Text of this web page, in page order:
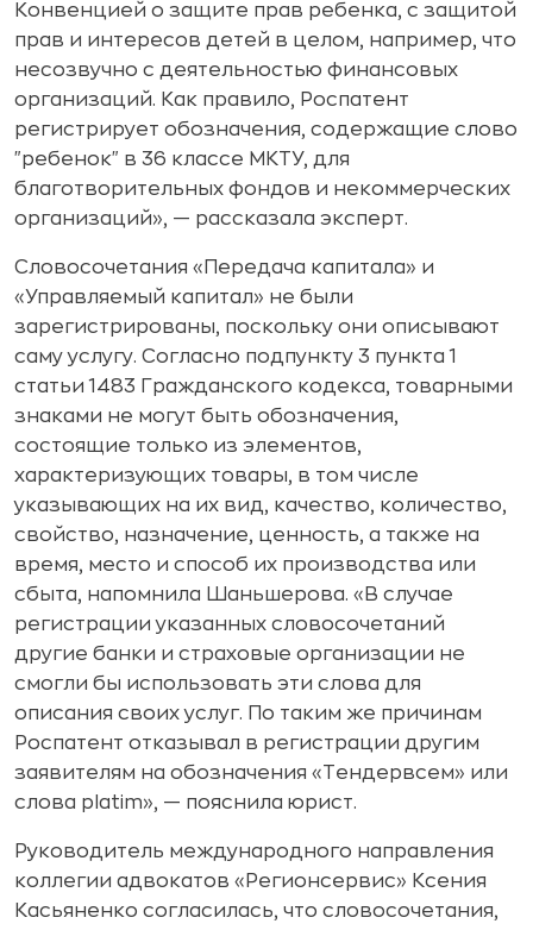
Конвенцией о защите прав ребенка, с защитой
прав и интересов детей в целом, например, что
несозвучно с деятельностью финансовых
организаций. Как правило, Роспатент
регистрирует обозначения, содержащие слово
"ребенок" в 36 классе МКТУ, для
благотворительных фондов и некоммерческих
организаций», — рассказала эксперт.
Словосочетания «Передача капитала» и
«Управляемый капитал» не были
зарегистрированы, поскольку они описывают
саму услугу. Согласно подпункту 3 пункта 1
статьи 1483 Гражданского кодекса, товарными
знаками не могут быть обозначения,
состоящие только из элементов,
характеризующих товары, в том числе
указывающих на их вид, качество, количество,
свойство, назначение, ценность, а также на
время, место и способ их производства или
сбыта, напомнила Шаньшерова. «В случае
регистрации указанных словосочетаний
другие банки и страховые организации не
смогли бы использовать эти слова для
описания своих услуг. По таким же причинам
Роспатент отказывал в регистрации другим
заявителям на обозначения «Тендервсем» или
слова platim», — пояснила юрист.
Руководитель международного направления
коллегии адвокатов «Регионсервис» Ксения
Касьяненко согласилась, что словосочетания,